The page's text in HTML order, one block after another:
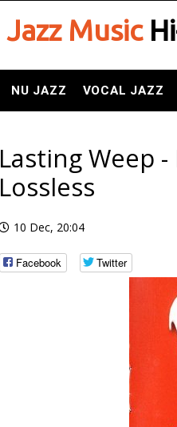
Jazz Music
NU JAZZ VOCAL JAZZ
Lasting Weep
Lossless
10 Dec, 20:04
Facebook Twitter